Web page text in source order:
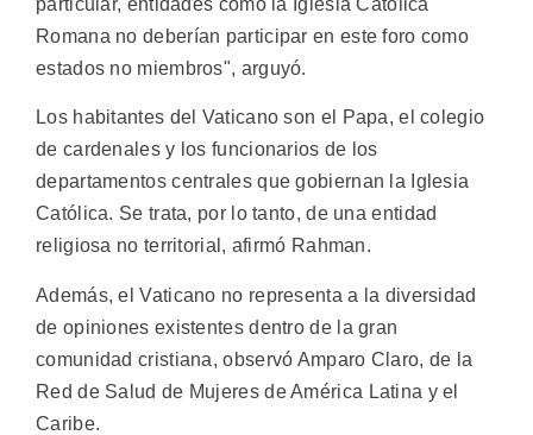
Romana no deberían participar en este foro como
estados no miembros", arguyó.
Los habitantes del Vaticano son el Papa, el colegio
de cardenales y los funcionarios de los
departamentos centrales que gobiernan la Iglesia
Católica. Se trata, por lo tanto, de una entidad
religiosa no territorial, afirmó Rahman.
Además, el Vaticano no representa a la diversidad
de opiniones existentes dentro de la gran
comunidad cristiana, observó Amparo Claro, de la
Red de Salud de Mujeres de América Latina y el
Caribe.